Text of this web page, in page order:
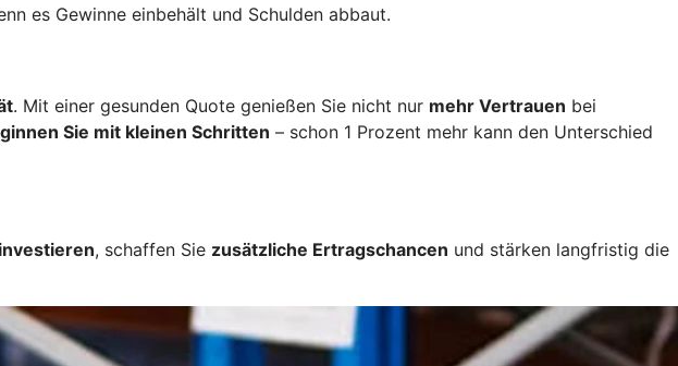
es Gewinne einbehält und Schulden abbaut.
. Mit einer gesunden Quote genießen Sie nicht nur mehr Vertrauen bei
Sie mit kleinen Schritten – schon 1 Prozent mehr kann den Unterschied
, schaffen Sie zusätzliche Ertragschancen und stärken langfristig die